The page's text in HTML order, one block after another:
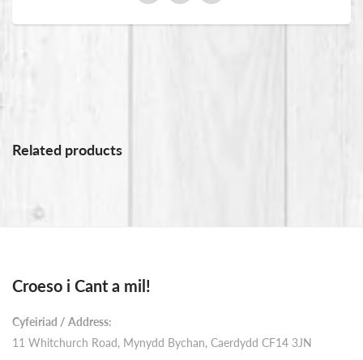
Related products
Croeso i Cant a mil!
Cyfeiriad / Address:
11 Whitchurch Road, Mynydd Bychan, Caerdydd CF14 3JN